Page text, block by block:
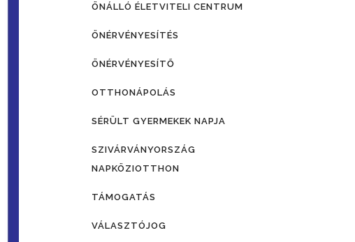
ÖNÁLLÓ ÉLETVITELI CENTRUM
ÖNÉRVÉNYESÍTÉS
ÖNÉRVÉNYESÍTŐ
OTTHONÁPOLÁS
SÉRÜLT GYERMEKEK NAPJA
SZIVÁRVÁNYORSZÁG
NAPKÖZIOTTHON
TÁMOGATÁS
VÁLASZTÓJOG